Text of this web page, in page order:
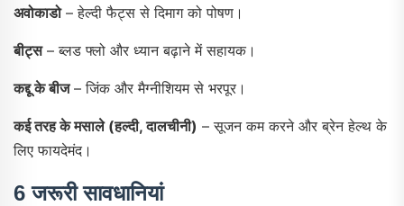
अवोकाडो– हेल्दी फैट्स से दिमाग को पोषण।
बीट्स– ब्लड फ्लो और ध्यान बढ़ाने में सहायक।
कद्दू के बीज– जिंक और मैग्नीशियम से भरपूर।
कई तरह के मसाले (हल्दी, दालचीनी) – सूजन कम करने और ब्रेन हेल्थ के
लिए फायदेमंद।
6 जरूरी सावधानियां